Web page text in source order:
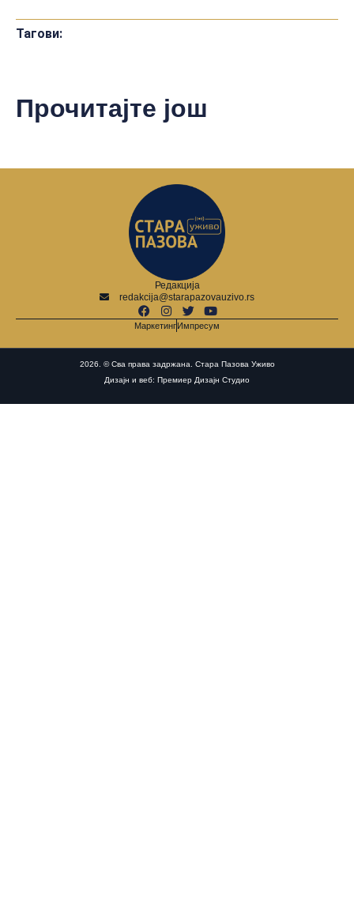
Тагови:
Прочитајте још
Редакција
redakcija@starapazovauzivo.rs
МаркетингИмпресум
2026. © Сва права задржана. Стара Пазова Уживо
Дизајн и веб: Премиер Дизајн Студио